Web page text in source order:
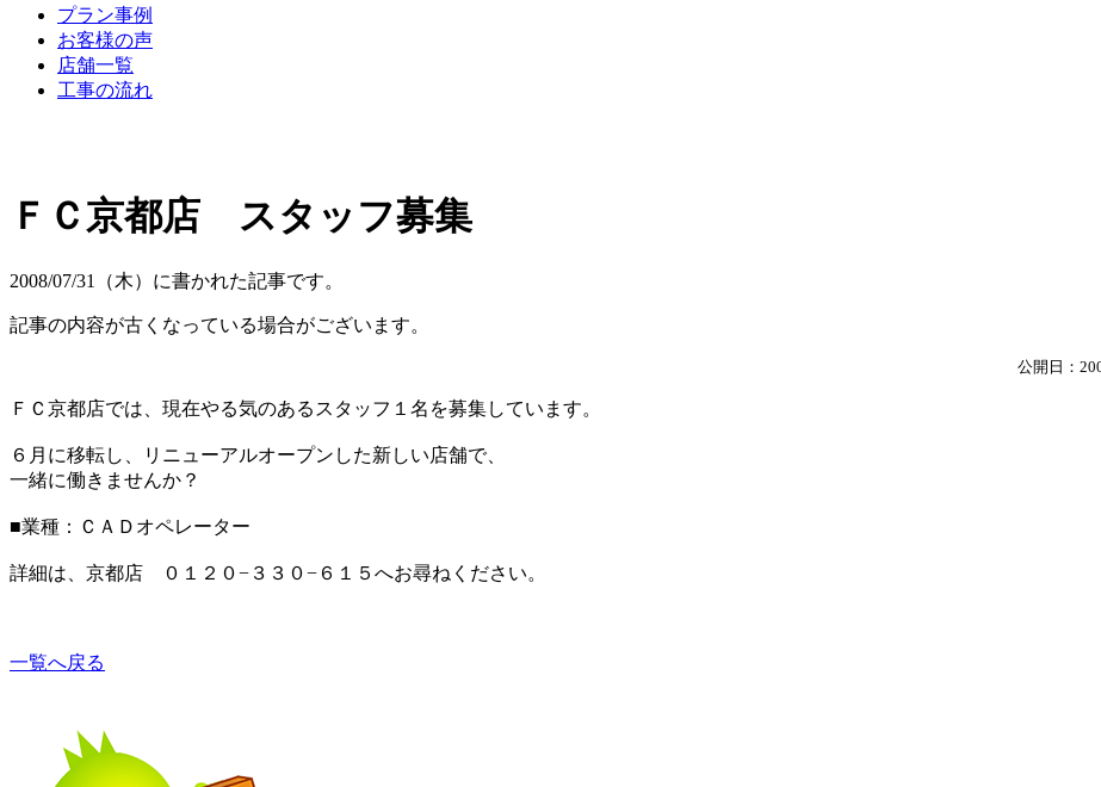
プラン事例
お客様の声
店舗一覧
工事の流れ
ＦＣ京都店 スタッフ募集
2008/07/31（木）に書かれた記事です。
記事の内容が古くなっている場合がございます。
公開日：
ＦＣ京都店では、現在やる気のあるスタッフ１名を募集しています。
６月に移転し、リニューアルオープンした新しい店舗で、
一緒に働きませんか？
■業種：ＣＡＤオペレーター
詳細は、 京都店 ０１２０−３３０−６１５へお尋ねください。
一覧へ戻る